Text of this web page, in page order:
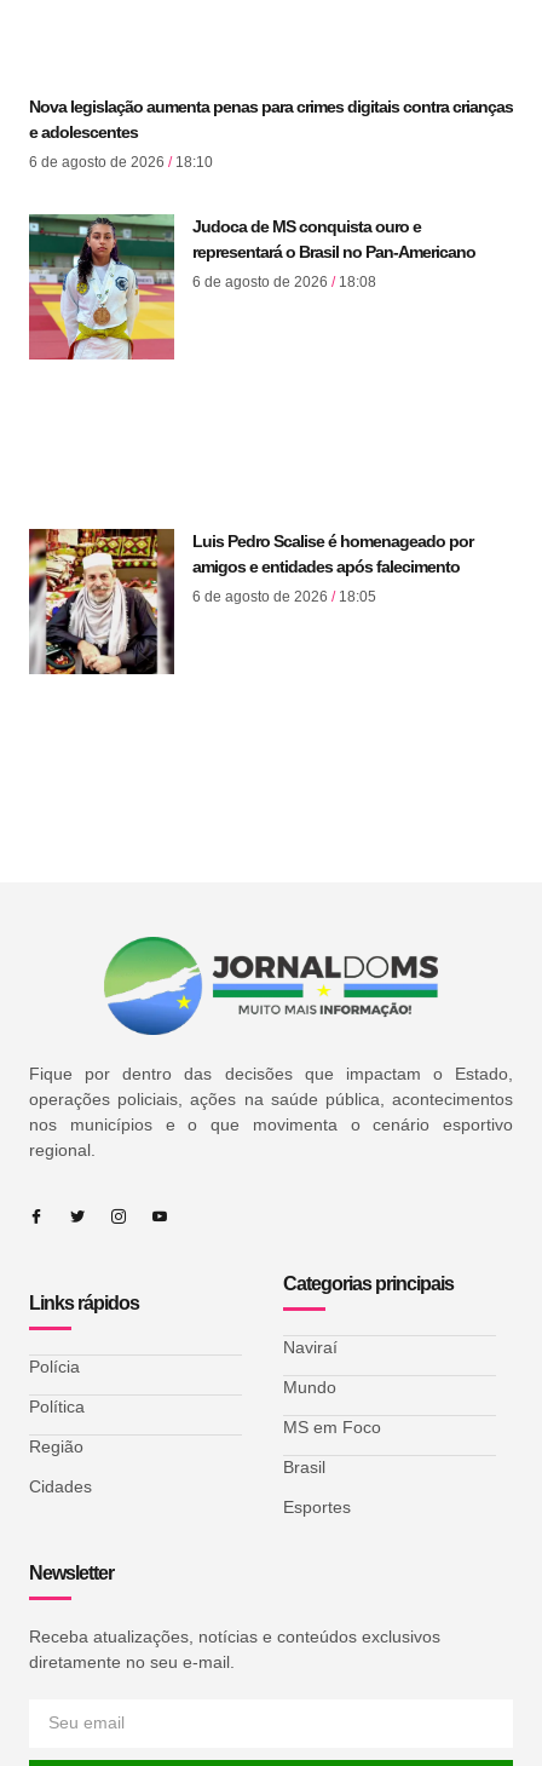
Nova legislação aumenta penas para crimes digitais contra crianças
e adolescentes
6 de agosto de 2026 18:10
Judoca de MS conquista ouro e
representará o Brasil no Pan-Americano
6 de agosto de 2026 18:08
Luis Pedro Scalise é homenageado por
amigos e entidades após falecimento
6 de agosto de 2026 18:05
Fique por dentro das decisões que impactam o Estado,
operações policiais, ações na saúde pública, acontecimentos
nos municípios e o que movimenta o cenário esportivo
regional.
Links rápidos
Polícia
Política
Região
Cidades
Categorias principais
Naviraí
Mundo
MS em Foco
Brasil
Esportes
Newsletter
Receba atualizações, notícias e conteúdos exclusivos
diretamente no seu e-mail.